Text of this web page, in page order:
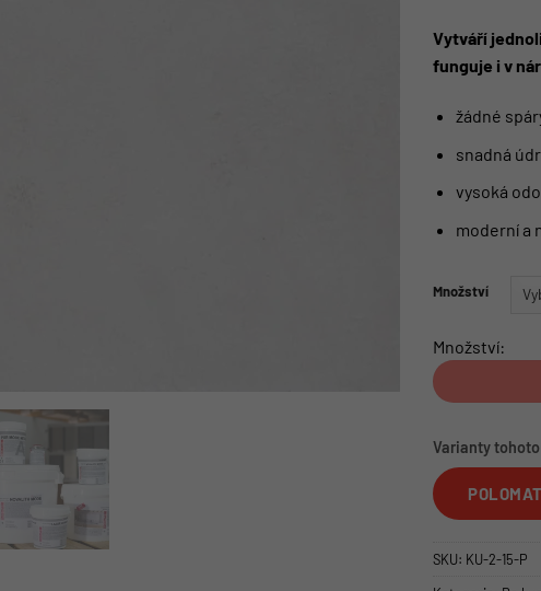
Vytváří
funguje i v
žádné
snadná
vysoká
moderní a
Množství
Množství:
Varianty
POLOMAT
SKU: KU-2-15-P